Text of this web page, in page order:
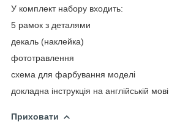
У комплект набору входить:
5 рамок з деталями
декаль (наклейка)
фототравлення
схема для фарбування моделі
докладна інструкція на англійській мові
Приховати